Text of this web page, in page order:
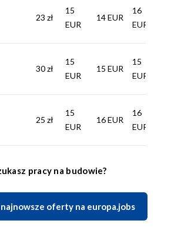
23 zł
15
EUR
14 EUR
16
EUR
30 zł
15
EUR
15 EUR
15
EUR
25 zł
15
EUR
16 EUR
16
EUR
pracy na budowie?
oferty na europa.jobs